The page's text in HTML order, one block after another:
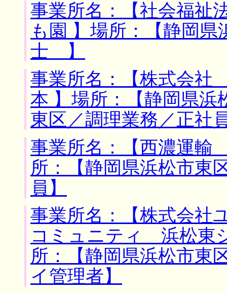
事業所名：【社会福
も園 】場所：【静岡
士 】
事業所名：【株式会
本 】場所：【静岡県浜
東区／調理業務／正社
事業所名：【西濃運
所：【静岡県浜松市東
員】
事業所名：【株式会社
コミュニティ 浜松東
所：【静岡県浜松市東
イ管理者】